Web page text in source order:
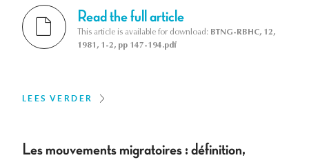
Read the full article
This article is available for download: BTNG-RBHC, 12,
1981, 1-2, pp 147-194.pdf
LEES VERDER
Les mouvements migratoires : définition,